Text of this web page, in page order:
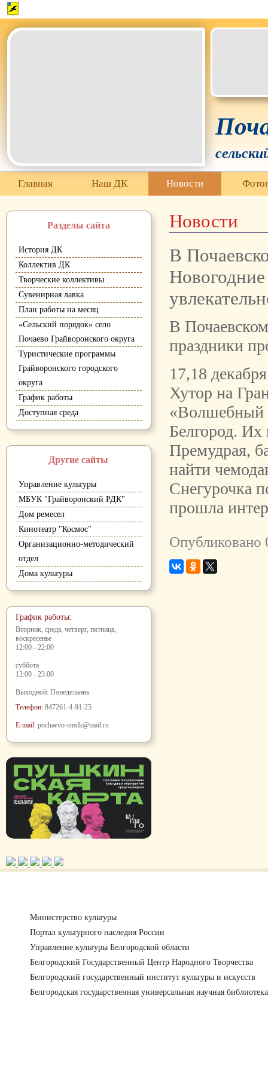
Главная Наш ДК Новости
Разделы сайта
История ДК
Коллектив ДК
Творческие коллективы
Сувенирная лавка
План работы на месяц
«Сельский порядок» село
Почаево Грайворонского округа
Туристические программы
Грайворонского городского
округа
График работы
Доступная среда
Другие сайты
Управление культуры
МБУК "Грайворонский РДК"
Дом ремесел
Кинотеатр "Космос"
Организационно-методический
отдел
Дома культуры
График работы:
Вторник, среда, четверг, пятница,
воскресенье
12:00 - 22:00
суббота
12:00 - 23:00
Выходной: Понедельник
Телефон: 847261-4-91-25
E-mail: pochaevo-smdk@mail.ru
Новости
В
В
праздники
17,18
Хутор на
«Волшебный
Белгород. Их
Премудрая,
найти
Снегурочка
прошла
Опубликовано
Министерство культуры
Портал культурного наследия России
Управление культуры Белгородской области
Белгородский Государственный Центр Народного Творчества
Белгородский государственный институт культуры и искусств
Белгородская государственная универсальная научная библиотека